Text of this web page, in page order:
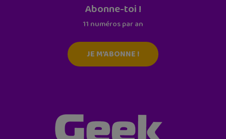
Abonne-toi !
11 numéros par an
JE M'ABONNE !